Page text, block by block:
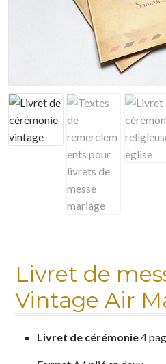
Panier
Politique de confidentialité
Test instagram
Validation de la commande
Livret de
Vintage Air
Livret de cérémonie4